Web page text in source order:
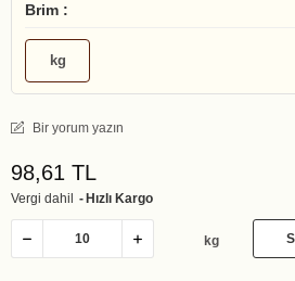
Brim :
kg
Bir yorum yazın
98,61 TL
Vergi dahil Hızlı Kargo
kg